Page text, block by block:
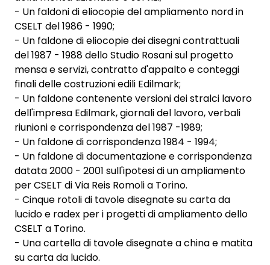
- Un faldoni di eliocopie del ampliamento nord in
CSELT del 1986 - 1990;
- Un faldone di eliocopie dei disegni contrattuali
del 1987 - 1988 dello Studio Rosani sul progetto
mensa e servizi, contratto d'appalto e conteggi
finali delle costruzioni edili Edilmark;
- Un faldone contenente versioni dei stralci lavoro
dell'impresa Edilmark, giornali del lavoro, verbali
riunioni e corrispondenza del 1987 -1989;
- Un faldone di corrispondenza 1984 - 1994;
- Un faldone di documentazione e corrispondenza
datata 2000 - 2001 sull'ipotesi di un ampliamento
per CSELT di Via Reis Romoli a Torino.
- Cinque rotoli di tavole disegnate su carta da
lucido e radex per i progetti di ampliamento dello
CSELT a Torino.
- Una cartella di tavole disegnate a china e matita
su carta da lucido.